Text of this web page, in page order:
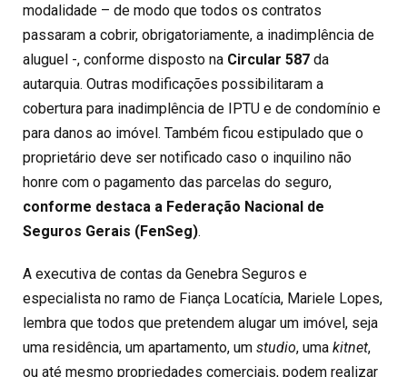
modalidade – de modo que todos os contratos
passaram a cobrir, obrigatoriamente, a inadimplência de
aluguel -, conforme disposto na Circular 587 da
autarquia. Outras modificações possibilitaram a
cobertura para inadimplência de IPTU e de condomínio e
para danos ao imóvel. Também ficou estipulado que o
proprietário deve ser notificado caso o inquilino não
honre com o pagamento das parcelas do seguro,
conforme destaca a Federação Nacional de
Seguros Gerais (FenSeg).
A executiva de contas da Genebra Seguros e
especialista no ramo de Fiança Locatícia, Mariele Lopes,
lembra que todos que pretendem alugar um imóvel, seja
uma residência, um apartamento, um studio, uma kitnet,
ou até mesmo propriedades comerciais, podem realizar